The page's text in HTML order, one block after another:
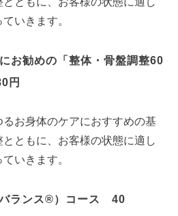
いきます。
お勧めの「整体・骨盤調整60
円
お身体のケアにおすすめの基
ともに、お客様の状態に適し
いきます。
ランス®）コース 40